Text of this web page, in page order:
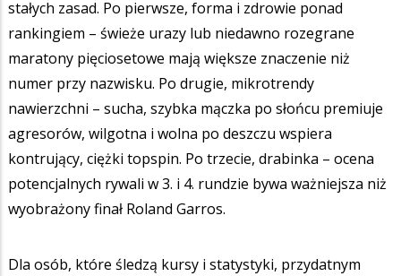
stałych zasad. Po pierwsze, forma i zdrowie ponad
rankingiem – świeże urazy lub niedawno rozegrane
maratony pięciosetowe mają większe znaczenie niż
numer przy nazwisku. Po drugie, mikrotrendy
nawierzchni – sucha, szybka mączka po słońcu premiuje
agresorów, wilgotna i wolna po deszczu wspiera
kontrujący, ciężki topspin. Po trzecie, drabinka – ocena
potencjalnych rywali w 3. i 4. rundzie bywa ważniejsza niż
wyobrażony finał Roland Garros.
Dla osób, które śledzą kursy i statystyki, przydatnym